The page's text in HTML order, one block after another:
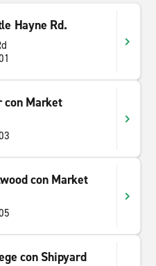
Hayne Rd.
Market
con Market
con Shipyard